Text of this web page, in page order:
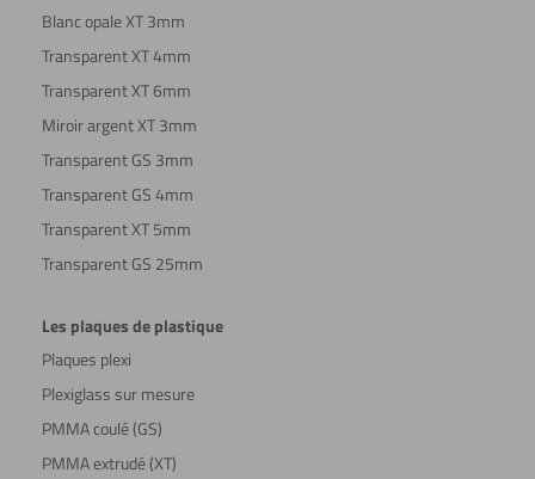
Blanc opale XT 3mm
Transparent XT 4mm
Transparent XT 6mm
Miroir argent XT 3mm
Transparent GS 3mm
Transparent GS 4mm
Transparent XT 5mm
Transparent GS 25mm
Les plaques de plastique
Plaques plexi
Plexiglass sur mesure
PMMA coulé (GS)
PMMA extrudé (XT)